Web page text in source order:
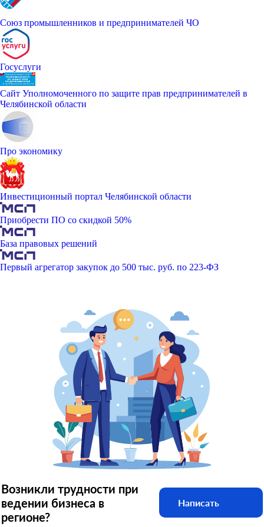
Союз промышленников и предпринимателей ЧО
Госуслуги
Сайт Уполномоченного по защите прав предпринимателей в
Челябинской области
Про экономику
Инвестиционный портал Челябинской области
Приобрести ПО со скидкой 50%
База правовых решений
Первый агрегатор закупок до 500 тыс. руб. по 223-ФЗ
Возникли трудности при
ведении бизнеса в
регионе?
Написать